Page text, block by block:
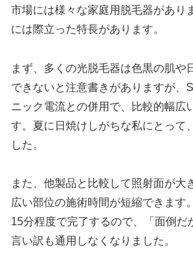
市場には様々な家庭用脱毛器があり
には際立った特長があります。
まず、多くの光脱毛器は色黒の肌や
できないと注意書きがありますが、
ニック電流との併用で、比較的幅広
す。夏に日焼けしがちな私にとって
した。
また、他製品と比較して照射面が大
広い部位の施術時間が短縮できます
15分程度で完了するので、「面倒だ
言い訳も通用しなくなりました。